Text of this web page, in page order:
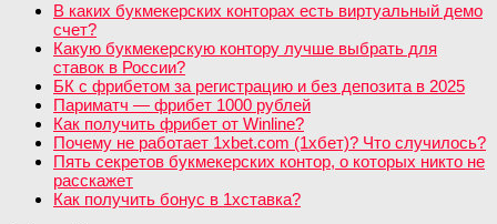
В каких букмекерских конторах есть виртуальный демо
счет?
Какую букмекерскую контору лучше выбрать для
ставок в России?
БК с фрибетом за регистрацию и без депозита в 2025
Париматч — фрибет 1000 рублей
Как получить фрибет от Winline?
Почему не работает 1xbet.com (1хбет)? Что случилось?
Пять секретов букмекерских контор, о которых никто не
расскажет
Как получить бонус в 1хставка?